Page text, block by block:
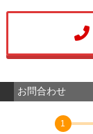
お問合わせ
1